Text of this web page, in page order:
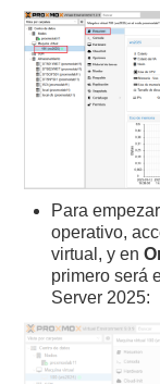
Para
operativo,
virtual, y en
primero será
Server 2025: